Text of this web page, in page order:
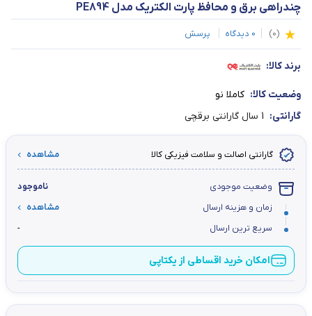
چندراهی برق و محافظ پارت الکتریک مدل PE894
(
0
)
0 دیدگاه پرسش
برند کالا:
وضعیت کالا: کاملا نو
گارانتی: 1 سال گارانتی برقچی
گارانتی اصالت و سلامت فیزیکی کالا مشاهده
وضعیت موجودی
ناموجود
زمان و هزینه ارسال
مشاهده
سریع ترین ارسال
-
امکان خرید اقساطی از یکتاپی